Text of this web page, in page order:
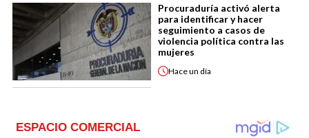
Procuraduría activó alerta
para identificar y hacer
seguimiento a casos de
violencia política contra las
mujeres
Haceun día